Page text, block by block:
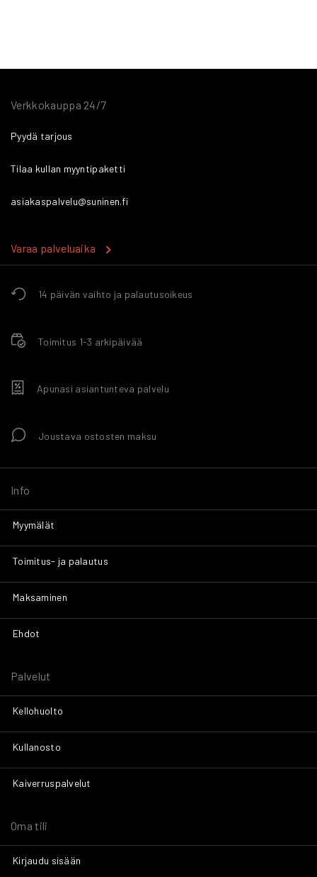
14 päivän vaihto ja palautusoikeus
Toimitus 1-3 arkipäivää
Apunasi asiantunteva palvelu
Joustava ostosten maksu
Info
Myymälät
Toimitus- ja palautus
Maksaminen
Ehdot
Palvelut
Kellohuolto
Kullanosto
Kaiverruspalvelut
Oma tili
Kirjaudu sisään
Verkkokauppa 24/7
Pyydä tarjous
Tilaa kullan myyntipaketti
asiakaspalvelu@suninen.fi
Varaa palveluaika